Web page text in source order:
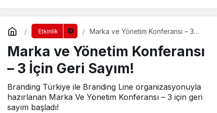
Etkinlik
Marka ve Yönetim Konferansı – 3
Marka ve Yönetim Konferansı
– 3 İçin Geri Sayım!
Branding Türkiye ile Branding Line organizasyonuyla
hazırlanan Marka Ve Yönetim Konferansı – 3 için geri
sayım başladı!